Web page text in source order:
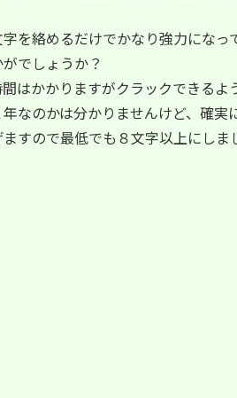
を絡めるだけでかなり強力になっ
でしょうか？
はかかりますがクラックできるよ
なのかは分かりませんけど、確実
すので最低でも８文字以上にしま